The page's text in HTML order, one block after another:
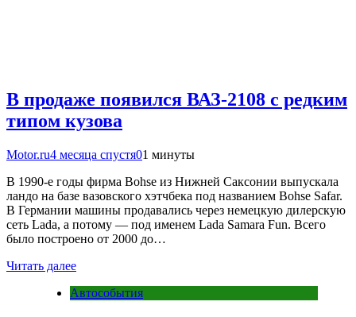
В продаже появился ВАЗ-2108 с редким
типом кузова
Motor.ru4 месяца спустя01 минуты
В 1990-е годы фирма Bohse из Нижней Саксонии выпускала
ландо на базе вазовского хэтчбека под названием Bohse Safar.
В Германии машины продавались через немецкую дилерскую
сеть Lаdа, а потому — под именем Lаdа Sаmаrа Fun. Всего
было построено от 2000 до…
Читать далее
Автособытия